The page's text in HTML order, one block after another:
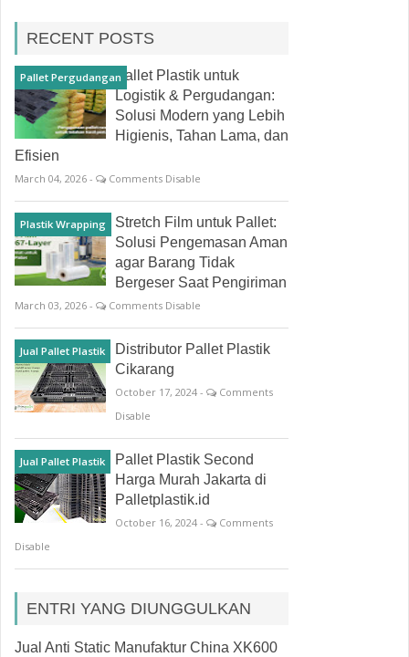
RECENT POSTS
Pallet PergudanganPallet Plastik untuk
Logistik & Pergudangan:
Solusi Modern yang Lebih
Higienis, Tahan Lama, dan
Efisien
March 04, 2026 - Comments Disable
Plastik Wrapping
Stretch Film untuk Pallet:
Solusi Pengemasan Aman
agar Barang Tidak
Bergeser Saat Pengiriman
March 03, 2026 - Comments Disable
Jual Pallet Plastik
Distributor Pallet Plastik
Cikarang
October 17, 2024 -
Comments
Disable
Jual Pallet Plastik
Pallet Plastik Second
Harga Murah Jakarta di
Palletplastik.id
October 16, 2024 -
Comments
Disable
ENTRI YANG DIUNGGULKAN
Jual Anti Static Manufaktur China XK600